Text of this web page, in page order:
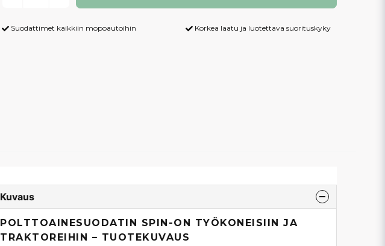
Suodattimet kaikkiin mopoautoihin Korkea laatu ja luotettava suorituskyky
Kuvaus
POLTTOAINESUODATIN SPIN-ON TYÖKONEISIIN JA
TRAKTOREIHIN – TUOTEKUVAUS